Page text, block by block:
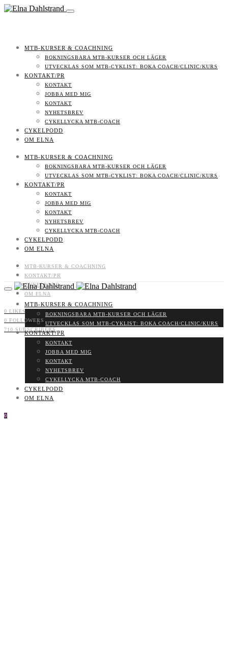
MTB-KURSER & COACHNING
BOKNINGSBARA MTB-KURSER OCH LÄGER
UTVECKLAS SOM MTB-CYKLIST: BOKA COACH/CLINIC/KURS
KONTAKT/PR
KONTAKT
JOBBA MED MIG
KONTAKT
NYHETSBREV
CYKELLYCKA MTB-COACH
CYKELPODD
OM ELNA
MTB-KURSER & COACHNING
BOKNINGSBARA MTB-KURSER OCH LÄGER
UTVECKLAS SOM MTB-CYKLIST: BOKA COACH/CLINIC/KURS
KONTAKT/PR
KONTAKT
JOBBA MED MIG
KONTAKT
NYHETSBREV
CYKELLYCKA MTB-COACH
CYKELPODD
OM ELNA
MTB-KURSER & COACHNING
KONTAKT/PR
CYKELPODD
OM ELNA
0 LIKES
0 FOLLOWERS
710 SUBSCRIBERS
MTB-KURSER & COACHNING
BOKNINGSBARA MTB-KURSER OCH LÄGER
UTVECKLAS SOM MTB-CYKLIST: BOKA COACH/CLINIC/KURS
KONTAKT/PR
KONTAKT
JOBBA MED MIG
KONTAKT
NYHETSBREV
CYKELLYCKA MTB-COACH
CYKELPODD
OM ELNA
0